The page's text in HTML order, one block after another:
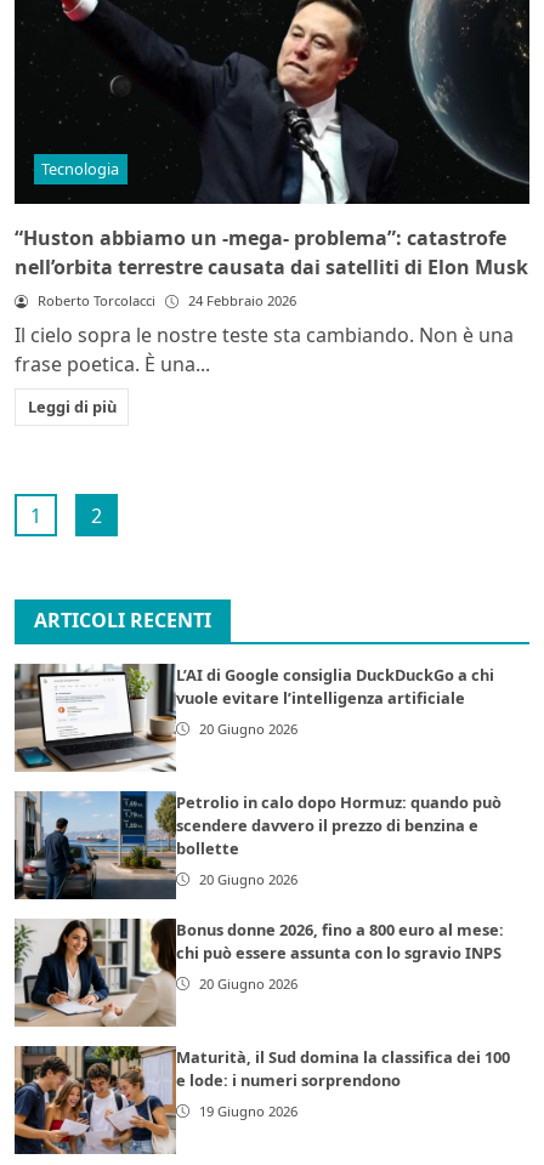
Tecnologia
“Huston abbiamo un -mega- problema”: catastrofe
nell’orbita terrestre causata dai satelliti di Elon Musk
Roberto Torcolacci 24 Febbraio 2026
Il cielo sopra le nostre teste sta cambiando. Non è una
frase poetica. È una...
Leggi di più
1 2
ARTICOLI RECENTI
L’AI di Google consiglia DuckDuckGo a chi
vuole evitare l’intelligenza artificiale
20 Giugno 2026
Petrolio in calo dopo Hormuz: quando può
scendere davvero il prezzo di benzina e
bollette
20 Giugno 2026
Bonus donne 2026, fino a 800 euro al mese:
chi può essere assunta con lo sgravio INPS
20 Giugno 2026
Maturità, il Sud domina la classifica dei 100
e lode: i numeri sorprendono
19 Giugno 2026